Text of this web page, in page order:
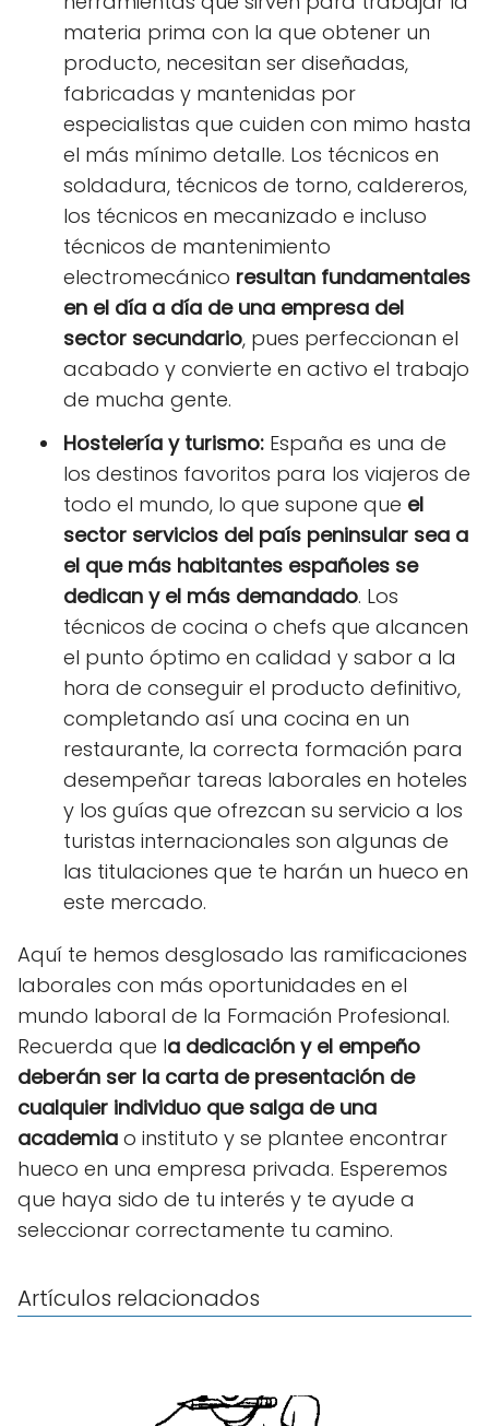
materia prima con la que obtener un
producto, necesitan ser diseñadas,
fabricadas y mantenidas por
especialistas que cuiden con mimo hasta
el más mínimo detalle. Los técnicos en
soldadura, técnicos de torno, caldereros,
los técnicos en mecanizado e incluso
técnicos de mantenimiento
electromecánico resultan fundamentales
en el día a día de una empresa del
sector secundario, pues perfeccionan el
acabado y convierte en activo el trabajo
de mucha gente.
Hostelería y turismo: España es una de
los destinos favoritos para los viajeros de
todo el mundo, lo que supone que el
sector servicios del país peninsular sea a
el que más habitantes españoles se
dedican y el más demandado. Los
técnicos de cocina o chefs que alcancen
el punto óptimo en calidad y sabor a la
hora de conseguir el producto definitivo,
completando así una cocina en un
restaurante, la correcta formación para
desempeñar tareas laborales en hoteles
y los guías que ofrezcan su servicio a los
turistas internacionales son algunas de
las titulaciones que te harán un hueco en
este mercado.
Aquí te hemos desglosado las ramificaciones
laborales con más oportunidades en el
mundo laboral de la Formación Profesional.
Recuerda que la dedicación y el empeño
deberán ser la carta de presentación de
cualquier individuo que salga de una
academia o instituto y se plantee encontrar
hueco en una empresa privada. Esperemos
que haya sido de tu interés y te ayude a
seleccionar correctamente tu camino.
Artículos relacionados